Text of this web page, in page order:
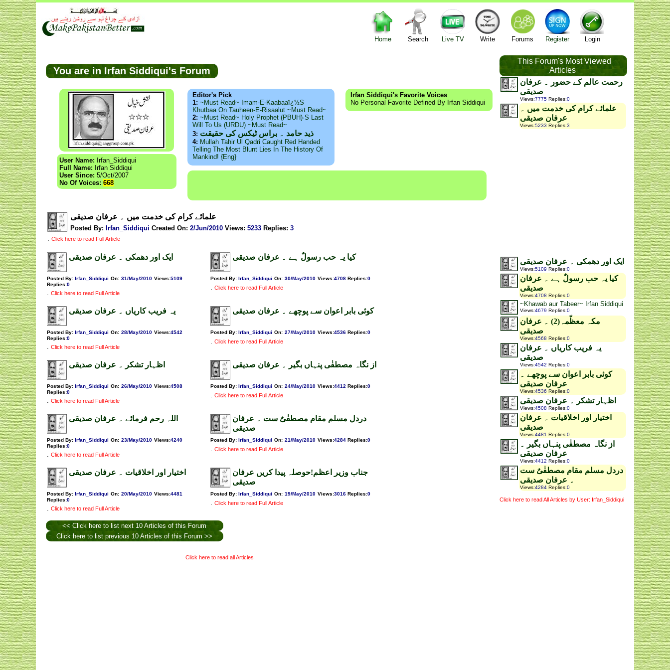
Home Search Live TV Write Forums Register Login
You are in Irfan Siddiqui's Forum
User Name: Irfan_Siddiqui
Full Name: Irfan Siddiqui
User Since: 5/Oct/2007
No Of Voices: 668
Editor's Pick
1: ~Must Read~ Imam-E-Kaabaaï¿½s
Khutbaa On Tauheen-E-Risaalut ~Must Read~
2: ~Must Read~ Holy Prophet (PBUH)·s Last
Will To Us (URDU) ~Must Read~
3: ذید حامد ۔ براس ٹیکس کی حقیقت
4: Mullah Tahir Ul Qadri Caught Red Handed
Telling The Most Blunt Lies In The History Of
Mankind! {Eng}
Irfan Siddiqui's Favorite Voices
No Personal Favorite Defined By Irfan Siddiqui
علمائے کرام کی خدمت میں ۔ عرفان صدیقی
Posted By: Irfan_Siddiqui Created On: 2/Jun/2010 Views: 5233 Replies: 3
. Click here to read Full Article
ایک اور دھمکی ۔ عرفان صدیقی
Posted By: Irfan_Siddiqui On: 31/May/2010 Views:5109
Replies:0
. Click here to read Full Article
کیا یہ حب رسولٌ ہے ۔ عرفان صدیقی
Posted By: Irfan_Siddiqui On: 30/May/2010 Views:4708 Replies:0
. Click here to read Full Article
یہ فریب کاریاں ۔ عرفان صدیقی
Posted By: Irfan_Siddiqui On: 28/May/2010 Views:4542
Replies:0
. Click here to read Full Article
کوئی بابر اعوان سے پوچھے ۔ عرفان صدیقی
Posted By: Irfan_Siddiqui On: 27/May/2010 Views:4536 Replies:0
. Click here to read Full Article
اظہار تشکر ۔ عرفان صدیقی
Posted By: Irfan_Siddiqui On: 26/May/2010 Views:4508
Replies:0
. Click here to read Full Article
از نگاہ مصطفٰی پنہاں بگیر ۔ عرفان صدیقی
Posted By: Irfan_Siddiqui On: 24/May/2010 Views:4412 Replies:0
. Click here to read Full Article
اللہ رحم فرمائے ۔ عرفان صدیقی
Posted By: Irfan_Siddiqui On: 23/May/2010 Views:4240
Replies:0
. Click here to read Full Article
دردل مسلم مقام مصطفٰیٌ ست ۔ عرفان
صدیقی
Posted By: Irfan_Siddiqui On: 21/May/2010 Views:4284 Replies:0
. Click here to read Full Article
اختیار اور اخلاقیات ۔ عرفان صدیقی
Posted By: Irfan_Siddiqui On: 20/May/2010 Views:4481
Replies:0
. Click here to read Full Article
جناب وزیر اعظم!حوصلہ پیدا کریں عرفان
صدیقی
Posted By: Irfan_Siddiqui On: 19/May/2010 Views:3016 Replies:0
. Click here to read Full Article
<< Click here to list next 10 Articles of this Forum
Click here to list previous 10 Articles of this Forum >>
Click here to read all Articles
This Forum's Most Viewed
Articles
رحمت عالم کے حضور ۔ عرفان
صدیقی
Views:7775 Replies:0
علمائے کرام کی خدمت میں ۔
عرفان صدیقی
Views:5233 Replies:3
ایک اور دھمکی ۔ عرفان صدیقی
Views:5109 Replies:0
کیا یہ حب رسولٌ ہے ۔ عرفان
صدیقی
Views:4708 Replies:0
~Khawab aur Tabeer~ Irfan Siddiqui
Views:4679 Replies:0
مکہ معظّمہ(2) ۔ عرفان
صدیقی
Views:4568 Replies:0
یہ فریب کاریاں ۔ عرفان
صدیقی
Views:4542 Replies:0
کوئی بابر اعوان سے پوچھے ۔
عرفان صدیقی
Views:4536 Replies:0
اظہار تشکر ۔ عرفان صدیقی
Views:4508 Replies:0
اختیار اور اخلاقیات ۔ عرفان
صدیقی
Views:4481 Replies:0
از نگاہ مصطفٰی پنہاں بگیر ۔
عرفان صدیقی
Views:4412 Replies:0
دردل مسلم مقام مصطفٰیٌ ست
۔ عرفان صدیقی
Views:4284 Replies:0
Click here to read All Articles by User: Irfan_Siddiqui